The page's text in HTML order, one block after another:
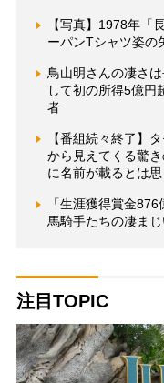
【写真】1978年「
ーパンTシャツ姿の
鳥山明さんの凄さ
して初の所得5億円
者
【番組続々終了】
から見えてくる驚
に名前が載るとは思
「生涯獲得賞金
馬騎手たちの凄ま
注目TOPIC